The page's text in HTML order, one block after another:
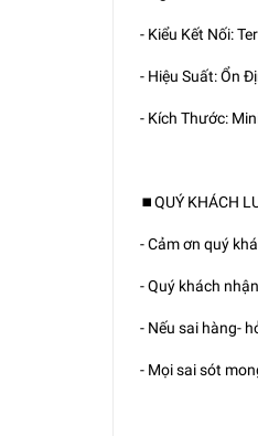
- Kiểu Kết Nối:
- Hiệu Suất: Ổn
- Kích Thước:
⏹️QUÝ KHÁCH
- Cảm ơn quý
- Quý khách
- Nếu sai hàng-
- Mọi sai sót